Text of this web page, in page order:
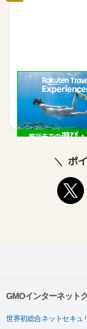
楽天トラベル観
2.5%
ポ
GMOインターネット
世界初総合ネットセキュ